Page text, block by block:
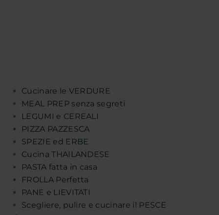
Cucinare le VERDURE
MEAL PREP senza segreti
LEGUMI e CEREALI
PIZZA PAZZESCA
SPEZIE ed ERBE
Cucina THAILANDESE
PASTA fatta in casa
FROLLA Perfetta
PANE e LIEVITATI
Scegliere, pulire e cucinare il PESCE